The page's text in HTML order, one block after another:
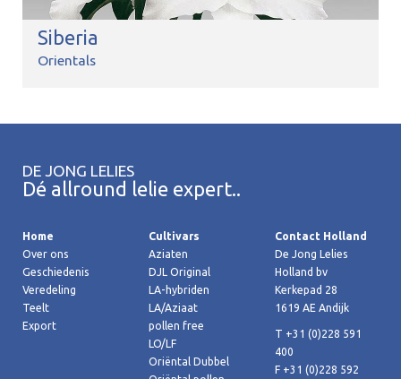
Siberia
Orientals
DE JONG LELIES
Dé allround lelie expert..
Home
Over ons
Geschiedenis
Veredeling
Teelt
Export
Cultivars
Aziaten
DJL Original
LA-hybriden
LA/Aziaat
pollen free
LO/LF
Oriëntal Dubbel
Contact Holland
De Jong Lelies
Holland bv
Kerkepad 28
1619 AE Andijk
T +31 (0)228 591
400
F +31 (0)228 592